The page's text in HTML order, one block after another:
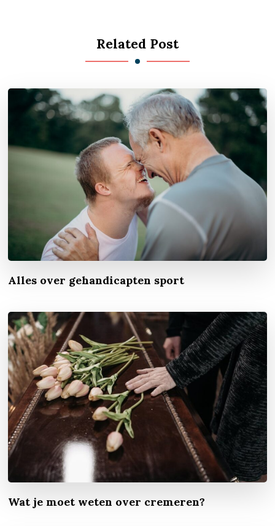
Related Post
Alles over gehandicapten sport
Wat je moet weten over cremeren?